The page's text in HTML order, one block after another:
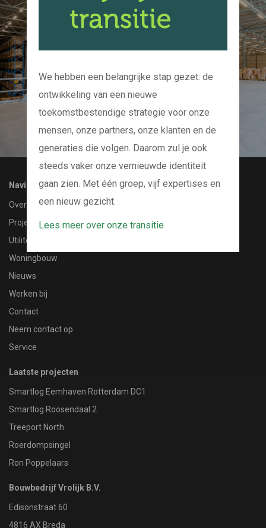
Kom bij ons op de
En we kijken samen naar uw project
Navigatie
Over ons
Projecten
Utiliteitsbouw
Woningbouw
Nieuws
Werken bij
Contact
Neem contact op
Service
Laatste projecten
Smartlog Eemhaven Rotterdam DC1
Smartlog Roosendaal 2
Treeport North
Roerdompsingel
Ron Poppelaars
Bouwbedrijf Vrolijk B.V.
Edisonstraat 60
4816 AX Breda
We hebben een belangrijke stap gezet: de
ontwikkeling van een nieuwe
toekomstbestendige strategie voor onze
mensen, onze partners, onze klanten en de
generaties die volgen. Daarom zul je ook
steeds vaker onze vernieuwde identiteit
gaan zien. Met één groep, vijf expertises en
een nieuw gezicht.
Lees meer over onze transitie